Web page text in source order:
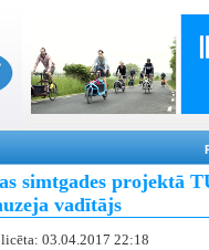
simtgades projektā
vadītājs
03.04.2017 22:18